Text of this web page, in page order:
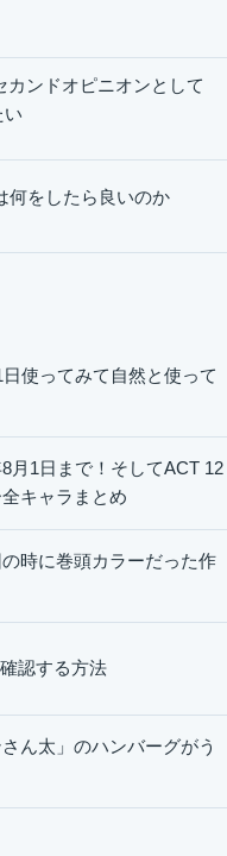
ンドオピニオンとして
い
何をしたら良いのか
使ってみて自然と使って
月1日まで！そしてACT 12
キャラまとめ
時に巻頭カラーだった作
認する方法
ん太」のハンバーグがう